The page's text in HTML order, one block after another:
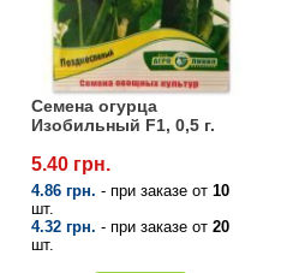
Семена огурца
Изобильный F1, 0,5 г.
5.40 грн.
4.86 грн. - при заказе от 10
шт.
4.32 грн. - при заказе от 20
шт.